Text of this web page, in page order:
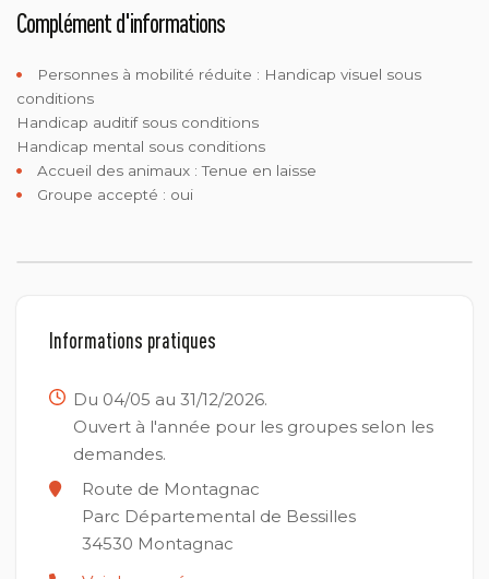
Complément d'informations
Personnes à mobilité réduite : Handicap visuel sous
conditions
Handicap auditif sous conditions
Handicap mental sous conditions
Accueil des animaux :Tenue en laisse
Groupe accepté : oui
Informations pratiques
Du 04/05 au 31/12/2026.
Ouvert à l'année pour les groupes selon les
demandes.
Route de Montagnac
Parc Départemental de Bessilles
34530 Montagnac